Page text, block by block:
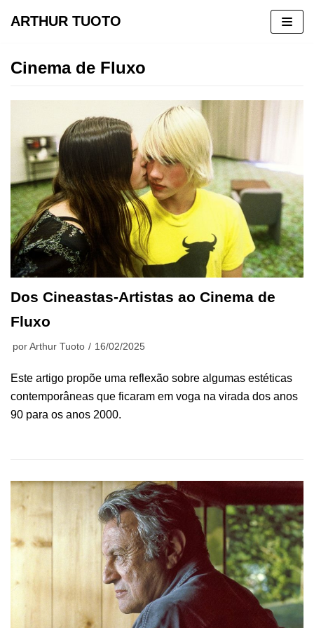
o
ARTHUR TUOTO
Cinema de Fluxo
Dos Cineastas-Artistas ao Cinema de
Fluxo
por Arthur Tuoto 16/02/2025
Este artigo propõe uma reflexão sobre algumas estéticas
contemporâneas que ficaram em voga na virada dos anos
90 para os anos 2000.